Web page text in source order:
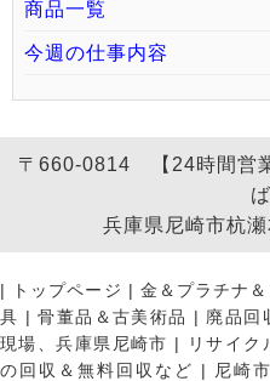
商品一覧
今週の仕事内容
〒660-0814 【24時間営
兵庫県尼崎市杭
| トップページ | 金＆プラチナ
具 |骨董品＆古美術品 | 廃品回
現場、兵庫県尼崎市 | リサイク
の回収＆無料回収など |
尼崎